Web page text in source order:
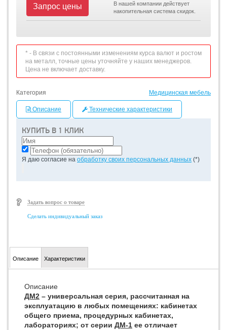
КУПИТЬ В 1 КЛИК
Я даю согласие на обработку своих персональных данных (*)
Задать вопрос о товаре
Сделать индивидуальный заказ
Запрос цены
В нашей компании действует
накопительная система скидок.
* - В связи с постоянными изменениям курса валют и ростом
на металл, точные цены уточняйте у наших менеджеров.
Цена не включает доставку.
Категория Медицинская мебель
Описание Технические характеристики
Описание Характеристики
Описание
ДМ2 – универсальная серия, рассчитанная на
эксплуатацию в любых помещениях: кабинетах
общего приема, процедурных кабинетах,
лабораториях; от серии ДМ-1 ее отличает